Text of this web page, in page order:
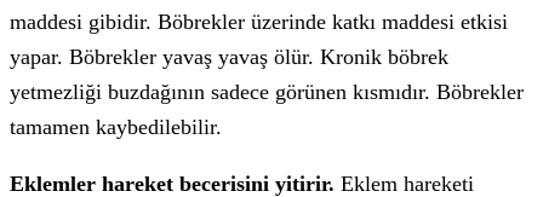
maddesi gibidir. Böbrekler üzerinde katkı maddesi etkisi
yapar. Böbrekler yavaş yavaş ölür. Kronik böbrek
yetmezliği buzdağının sadece görünen kısmıdır. Böbrekler
tamamen kaybedilebilir.
Eklemler hareket becerisini yitirir. Eklem hareketi